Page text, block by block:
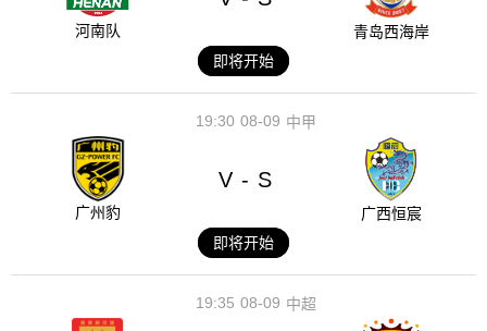
河南队
青岛西海岸
即将开始
08-09
19:30 中甲
广州豹
V - S
广西恒宸
即将开始
08-09
19:35 中超